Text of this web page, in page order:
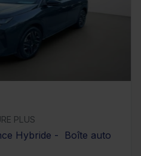
PLUS
Hybride - Boîte auto